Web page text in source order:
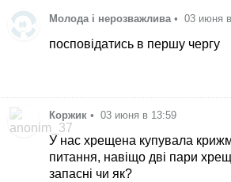
Молода і нерозважлива • 03 июня
посповідатись в першу чергу
Коржик • 03 июня в 13:59
У нас хрещена купувала
питання, навіщо дві пари
запасні чи як?